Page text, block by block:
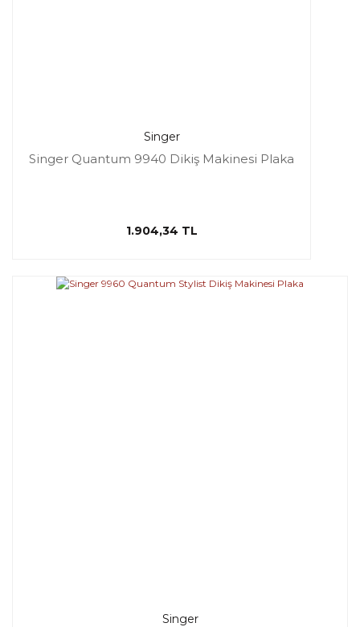
Singer
Singer Quantum 9940 Dikiş Makinesi Plaka
1.904,34 TL
Singer